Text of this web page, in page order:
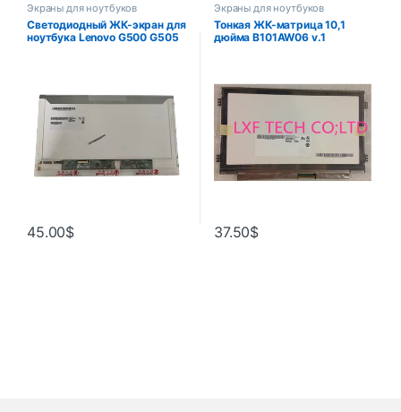
Экраны для ноутбуков
Светодиодный ЖК-экран для
ноутбука Lenovo G500 G505
45.00$
Экраны для ноутбуков
Тонкая ЖК-матрица 10,1
дюйма B101AW06 v.1
37.50$